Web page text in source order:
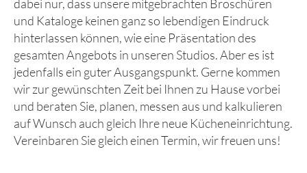
dabei nur, dass unsere mitgebrachten Broschüren
und Kataloge keinen ganz so lebendigen Eindruck
hinterlassen können, wie eine Präsentation des
gesamten Angebots in unseren Studios. Aber es ist
jedenfalls ein guter Ausgangspunkt. Gerne kommen
wir zur gewünschten Zeit bei Ihnen zu Hause vorbei
und beraten Sie, planen, messen aus und kalkulieren
auf Wunsch auch gleich Ihre neue Kücheneinrichtung.
Vereinbaren Sie gleich einen Termin, wir freuen uns!